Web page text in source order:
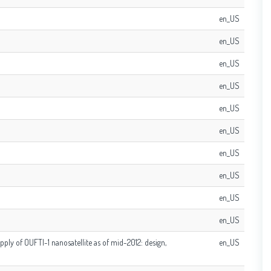
en_US
en_US
en_US
en_US
en_US
en_US
en_US
en_US
en_US
en_US
of OUFTI-1 nanosatellite as of mid-2012: design, en_US